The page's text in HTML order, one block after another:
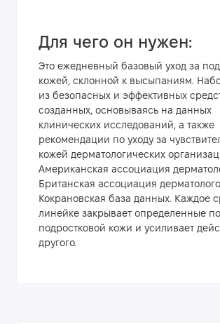
Для чего он нужен:
Это ежедневный базовый уход за
кожей, склонной к высыпаниям.
из безопасных и эффективных
созданных, основываясь на данных
клинических исследований, а также
рекомендации по уходу за
кожей дерматологических
Американская ассоциация
Британская ассоциация
Кокрановская база данных. Каждое
линейке закрывает определенные
подростковой кожи и усиливает
другого.